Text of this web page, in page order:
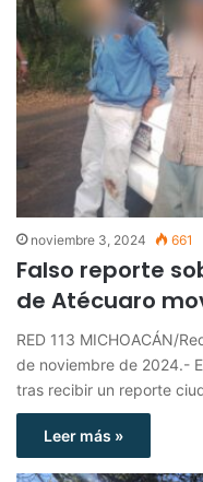
noviembre 3, 2024 661
Falso reporte
de Atécuaro
RED 113 MICHOACÁN/
de noviembre de 2024.-
tras recibir un reporte
Leer más »